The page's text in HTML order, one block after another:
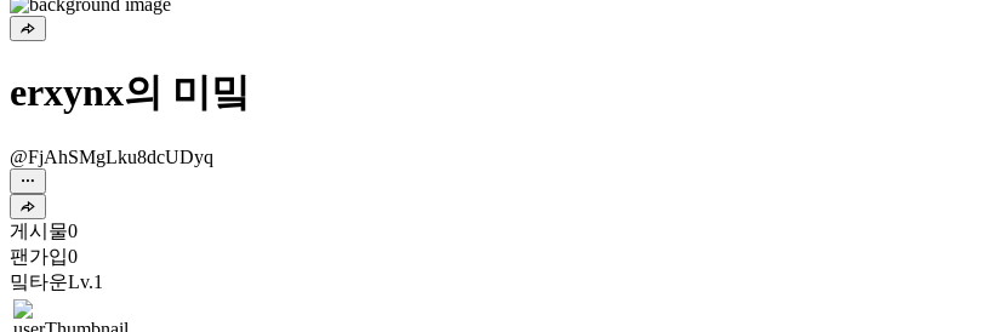
erxynx의 미밐
@FjAhSMgLku8dcUDyq
게시물0
팬가입0
밐타운Lv.1